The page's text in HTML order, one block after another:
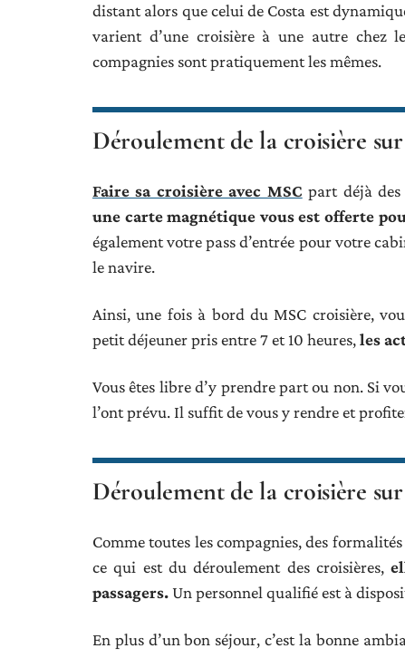
distant alors que celui de Costa est
varient d’une croisière à une autre chez
compagnies sont pratiquement les mêmes.
Déroulement de la croisière
Faire sa croisière avec MSC part déjà
une carte magnétique vous est offerte
également votre pass d’entrée pour votre
le navire.
Ainsi, une fois à bord du MSC croisière,
petit déjeuner pris entre 7 et 10 heures,les
Vous êtes libre d’y prendre part ou non. Si
l’ont prévu. Il suffit de vous y rendre et
Déroulement de la croisière
Comme toutes les compagnies, des
ce qui est du déroulement des croisières,
passagers.Un personnel qualifié est à
En plus d’un bon séjour, c’est la bonne